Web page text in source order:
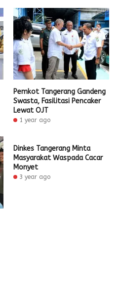
Pemkot Tangerang Gandeng
Swasta, Fasilitasi Pencaker
Lewat OJT
1 year ago
Dinkes Tangerang Minta
Masyarakat Waspada Cacar
Monyet
3 year ago